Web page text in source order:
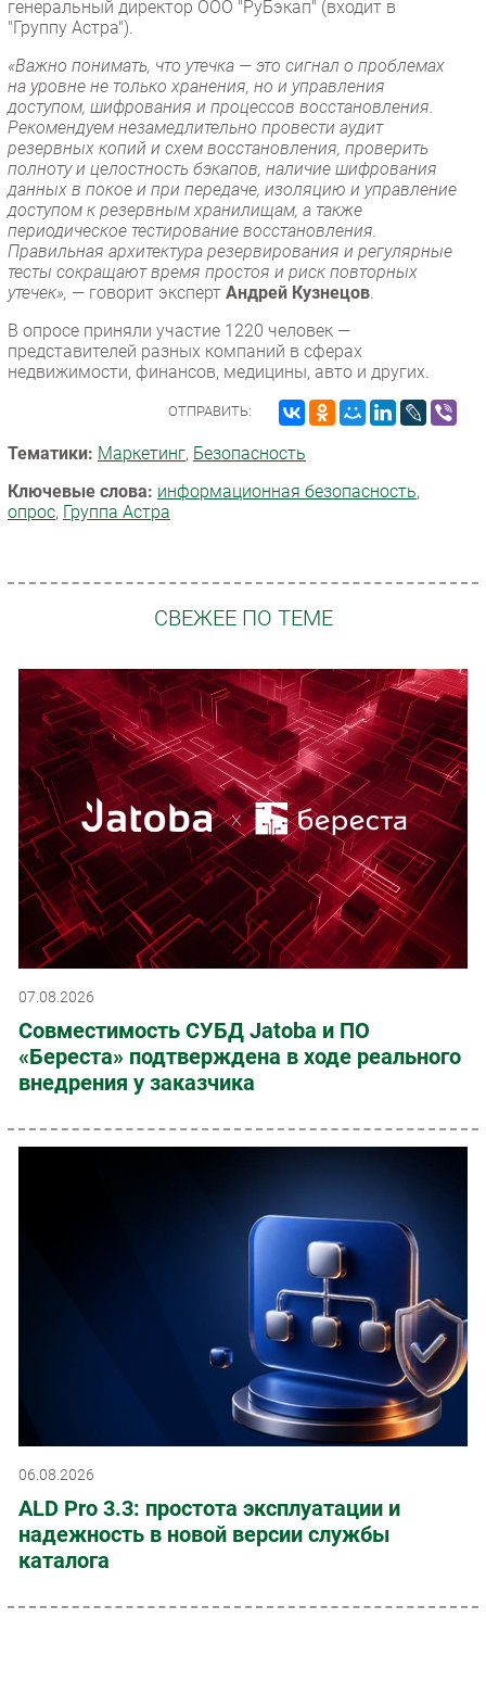
генеральный директор ООО "РуБэкап" (входит в
"Группу Астра").
«Важно понимать, что утечка — это сигнал о проблемах
на уровне не только хранения, но и управления
доступом, шифрования и процессов восстановления.
Рекомендуем незамедлительно провести аудит
резервных копий и схем восстановления, проверить
полноту и целостность бэкапов, наличие шифрования
данных в покое и при передаче, изоляцию и управление
доступом к резервным хранилищам, а также
периодическое тестирование восстановления.
Правильная архитектура резервирования и регулярные
тесты сокращают время простоя и риск повторных
утечек», — говорит эксперт Андрей Кузнецов
В опросе приняли участие 1220 человек —
представителей разных компаний в сферах
недвижимости, финансов, медицины, авто и других.
ОТПРАВИТЬ:
Тематики: Маркетинг, Безопасность
Ключевые слова: информационная безопасность,
опрос, Группа Астра
СВЕЖЕЕ ПО ТЕМЕ
07.08.2026
Совместимость СУБД Jatoba и ПО
«Береста» подтверждена в ходе реального
внедрения у заказчика
06.08.2026
ALD Pro 3.3: простота эксплуатации и
надежность в новой версии службы
каталога